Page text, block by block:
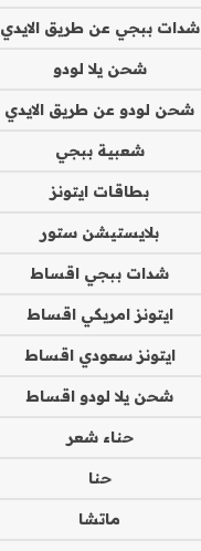
شدات ببجي عن طريق الايدي
شحن يلا لودو
شحن لودو عن طريق الايدي
شعبية ببجي
بطاقات ايتونز
بلايستيشن ستور
شدات ببجي اقساط
ايتونز امريكي اقساط
ايتونز سعودي اقساط
شحن يلا لودو اقساط
حناء شعر
حنا
ماتشا